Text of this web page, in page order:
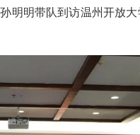
明明带队到访温州开放